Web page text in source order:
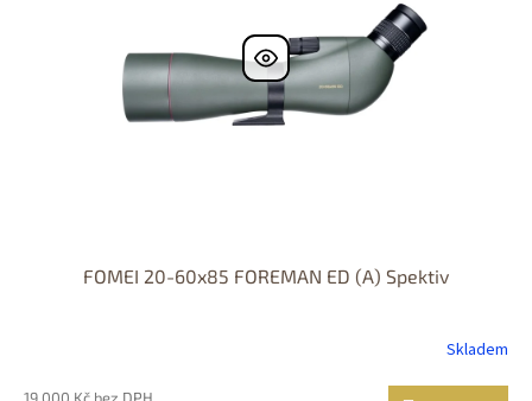
FOMEI 20-60x85 FOREMAN ED (A) Spektiv
Skladem
19 000 Kč bez DPH